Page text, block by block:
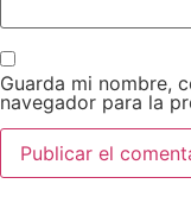
Guarda mi nombre,
navegador para la